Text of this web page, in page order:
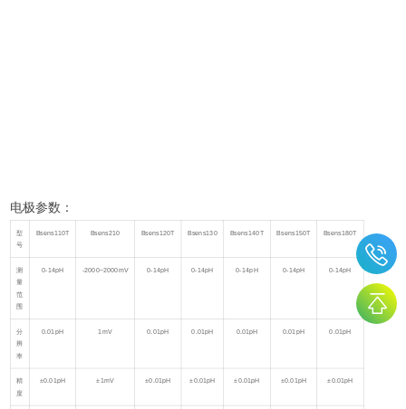
电极参数：
型
号
Bsens110T Bsens210 Bsens120T Bsens130 Bsens140T Bsens150T Bsens180T
测
量
范
围
0-14pH -2000~2000mV 0-14pH 0-14pH 0-14pH 0-14pH 0-14pH
分
辨
率
0.01pH 1mV 0.01pH 0.01pH 0.01pH 0.01pH 0.01pH
精
度
±0.01pH ±1mV ±0.01pH ±0.01pH ±0.01pH ±0.01pH ±0.01pH